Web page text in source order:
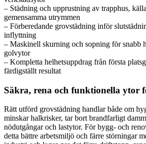
– Städning och upprustning av trapphus,
gemensamma utrymmen
– Förberedande grovstädning inför
inflyttning
– Maskinell skurning och sopning för snabb
golvytor
– Kompletta helhetsuppdrag från första
färdigställt resultat
Säkra, rena och funktionella ytor
Rätt utförd grovstädning handlar både om
minskar halkrisker, tar bort brandfarligt
nödutgångar och lastytor. För bygg- och
detta bättre arbetsmiljö och färre störningar